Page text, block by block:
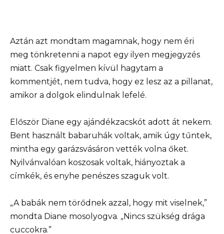
Aztán azt mondtam magamnak, hogy nem éri
meg tönkretenni a napot egy ilyen megjegyzés
miatt. Csak figyelmen kívül hagytam a
kommentjét, nem tudva, hogy ez lesz az a pillanat,
amikor a dolgok elindulnak lefelé.
Először Diane egy ajándékzacskót adott át nekem.
Bent használt babaruhák voltak, amik úgy tűntek,
mintha egy garázsvásáron vették volna őket.
Nyilvánvalóan koszosak voltak, hiányoztak a
címkék, és enyhe penészes szaguk volt.
„A babák nem törődnek azzal, hogy mit viselnek,”
mondta Diane mosolyogva. „Nincs szükség drága
cuccokra.”